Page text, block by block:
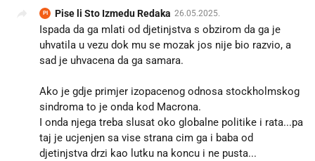
PI Pise li Sto Izmedu Redaka 26.05.2025.
Ispada da ga mlati od djetinjstva s obzirom da ga je
uhvatila u vezu dok mu se mozak jos nije bio razvio, a
sad je uhvacena da ga samara.
Ako je gdje primjer izopacenog odnosa stockholmskog
sindroma to je onda kod Macrona.
I onda njega treba slusat oko globalne politike i rata...pa
taj je ucjenjen sa vise strana cim ga i baba od
djetinjstva drzi kao lutku na koncu i ne pusta...